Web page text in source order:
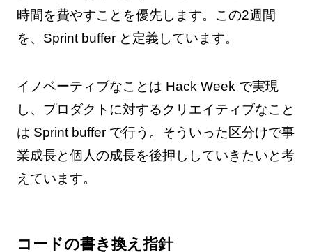
時間を費やすことを優先します。この2週間
を、Sprint buffer と定義しています。
イノベーティブなことは Hack Week で実現
し、プロダクトに対するクリエイティブなこと
は Sprint buffer で行う。そういった区分けで事
業成長と個人の成長を後押ししていきたいと考
えています。
コードの書き換え指針